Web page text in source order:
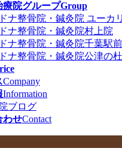
療院グループGroup
ナ整骨院・鍼灸院 ユーカ
ナ整骨院・鍼灸院村上院
ナ整骨院・鍼灸院千葉駅
ナ整骨院・鍼灸院公津の
Company
Information
ブログ
わせContact